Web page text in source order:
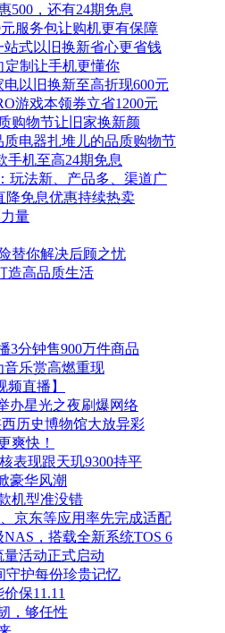
500，还有24期免息
服务包让购机更有保障
式以旧换新省心更省钱
定制让手机更懂你
以旧换新至高折现600元
游戏本领券立省1200元
购物节让旧家换新颜
电器扎堆儿的品质购物节
手机至高24期免息
玩法新、产品多、渠道广
降免息优惠持续热卖
量
替你解决后顾之忧
造高品质生活
3分钟售900万件商品
乐赏高燃重现
直播】
办星光之夜刷爆网络
历史博物馆大放异彩
爽快！
表现跟天玑9300持平
豪华风潮
机型准没错
京东等应用率先完成适配
，搭载全新系统TOS 6
活动正式启动
守护每份珍贵记忆
保11.11
，够任性